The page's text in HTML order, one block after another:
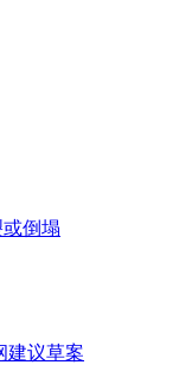
倒塌
建议草案